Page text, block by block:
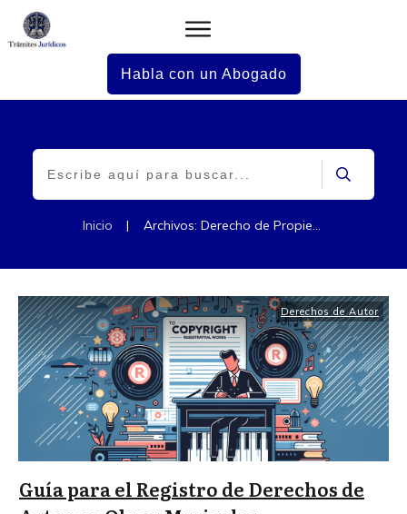
Habla con un Abogado
Inicio | Archivos: Derecho de Propiedad Intelectual
Derechos de Autor
Guía para el Registro de Derechos de